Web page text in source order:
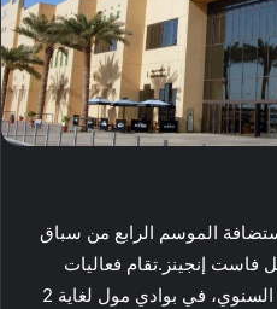
الموسم الرابع من سباق
تقام فعاليات
الموسم الرابع من سباق الأطفال السنوي، في بوادي مول لغاية 2